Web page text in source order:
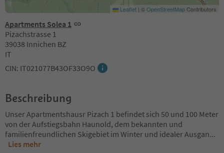
Apartments Solea 1
Pizachstrasse 1
39038 Innichen BZ
IT
CIN: IT021077B43OF33O9O
Leaflet | ©OpenStreetMapContributors
Beschreibung
Unser Apartmentshausr Pizach 1 befindet sich 50 und 100 Meter
von der Aufstiegsbahn Haunold, dem bekannten und
familienfreundlichen Skigebiet im Winter und idealer Ausgan...
Lies mehr